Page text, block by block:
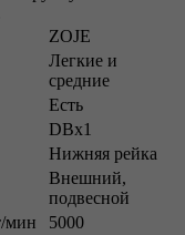
ZOJE
Легкие и
средние
Есть
DBx1
Нижняя рейка
Внешний,
подвесной
мин
5000